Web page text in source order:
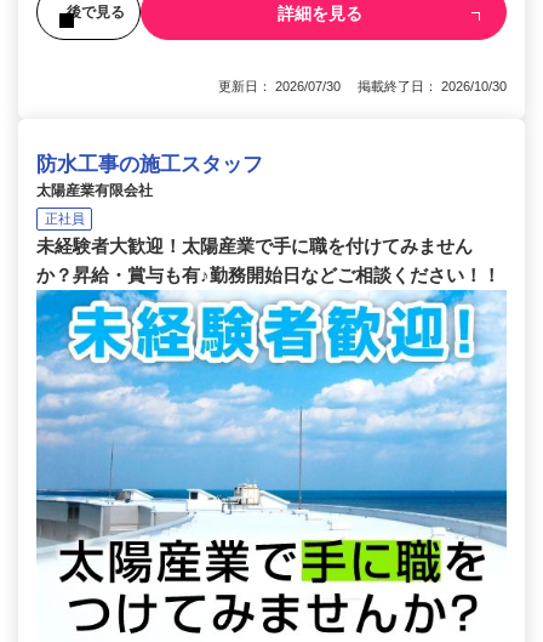
後で見る 詳細を見る
更新日： 2026/07/30 掲載終了日： 2026/10/30
防水工事の施工スタッフ
太陽産業有限会社
正社員
未経験者大歓迎！太陽産業で手に職を付けてみません
か？昇給・賞与も有♪勤務開始日などご相談ください！！